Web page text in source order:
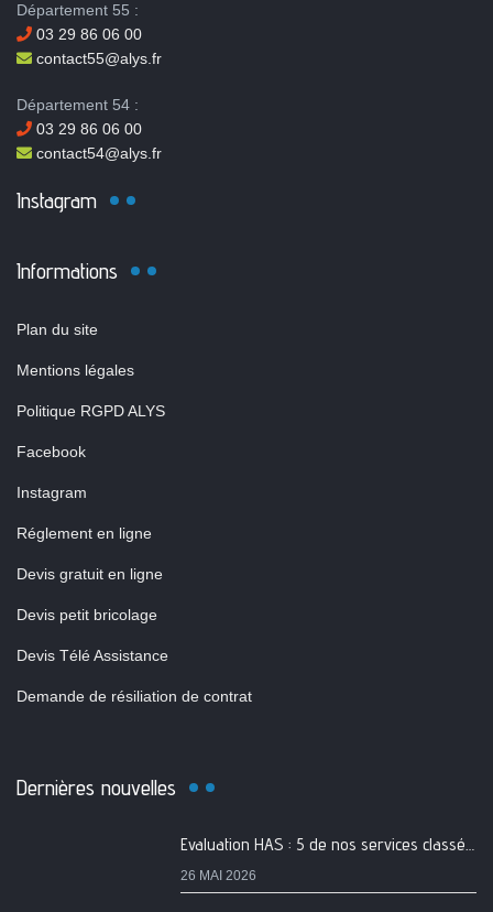
Département 55 :
03 29 86 06 00
contact55@alys.fr
Département 54 :
03 29 86 06 00
contact54@alys.fr
Instagram
Informations
Plan du site
Mentions légales
Politique RGPD ALYS
Facebook
Instagram
Réglement en ligne
Devis gratuit en ligne
Devis petit bricolage
Devis Télé Assistance
Demande de résiliation de contrat
Dernières nouvelles
Evaluation HAS : 5 de nos services classés A
26 MAI 2026